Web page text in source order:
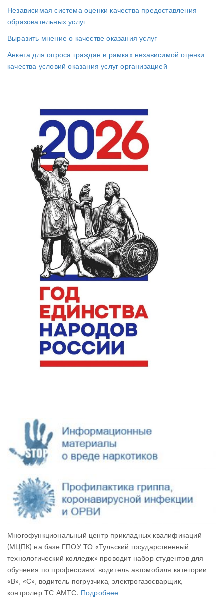
Независимая система оценки качества предоставления
образовательных услуг
Выразить мнение о качестве оказания услуг
Анкета для опроса граждан в рамках независимой оценки
качества условий оказания услуг организацией
Многофункциональный центр прикладных квалификаций
(МЦПК) на базе ГПОУ ТО «Тульский государственный
технологический колледж» проводит набор студентов для
обучения по профессиям: водитель автомобиля категории
«В», «С», водитель погрузчика, электрогазосварщик,
контролер ТС АМТС. Подробнее